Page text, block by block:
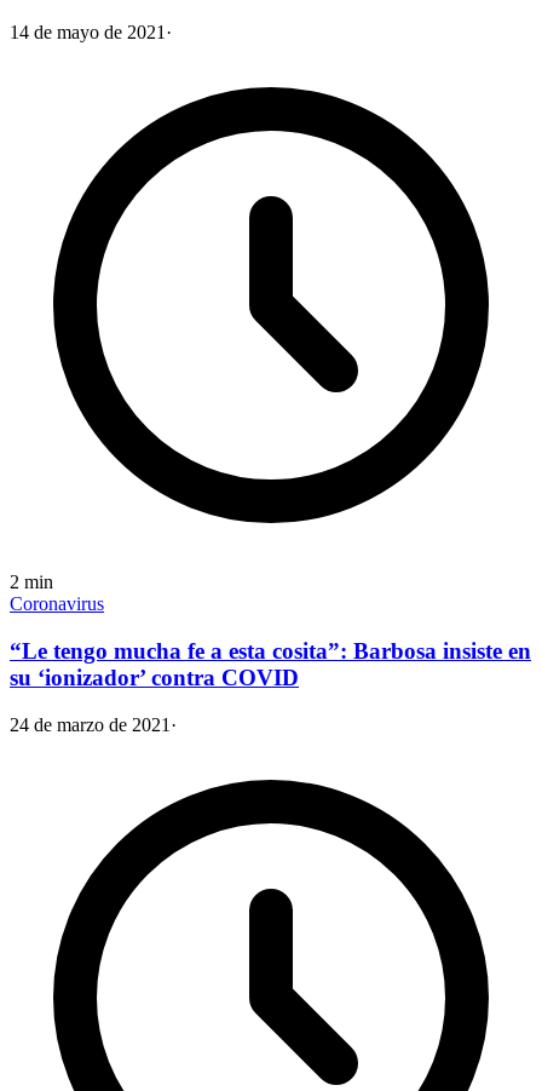
14 de mayo de 2021 ·
2 min
Coronavirus
“Le tengo mucha fe a esta cosita”: Barbosa insiste en
su ‘ionizador’ contra COVID
24 de marzo de 2021 ·